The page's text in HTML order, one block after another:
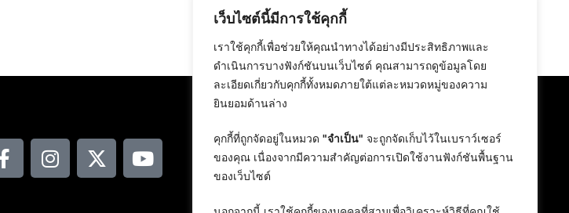
เว็บไซต์นี้มีการใช้คุกกี้
เราใช้คุกกี้เพื่อช่วยให้คุณนำทางได้อย่างมีประสิทธิภาพและ
ดำเนินการบางฟังก์ชันบนเว็บไซต์ คุณสามารถดูข้อมูลโดย
ละเอียดเกี่ยวกับคุกกี้ทั้งหมดภายใต้แต่ละหมวดหมู่ของความ
ยินยอมด้านล่าง
คุกกี้ที่ถูกจัดอยู่ในหมวด "จำเป็น" จะถูกจัดเก็บไว้ในเบราว์เซอร์
ของคุณ เนื่องจากมีความสำคัญต่อการเปิดใช้งานฟังก์ชันพื้นฐาน
ของเว็บไซต์